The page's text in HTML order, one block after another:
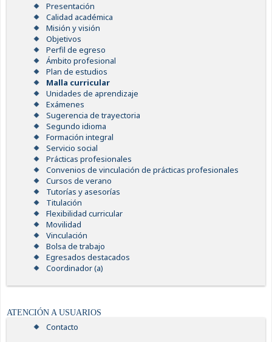
Presentación
Calidad académica
Misión y visión
Objetivos
Perfil de egreso
Ámbito profesional
Plan de estudios
Malla curricular
Unidades de aprendizaje
Exámenes
Sugerencia de trayectoria
Segundo idioma
Formación integral
Servicio social
Prácticas profesionales
Convenios de vinculación de prácticas profesionales
Cursos de verano
Tutorías y asesorías
Titulación
Flexibilidad curricular
Movilidad
Vinculación
Bolsa de trabajo
Egresados destacados
Coordinador (a)
ATENCIÓN A USUARIOS
Contacto